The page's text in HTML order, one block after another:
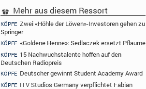
Mehr aus diesem Ressort
KÖPFE Zwei «Höhle der Löwen»-Investoren gehen zu
Springer
KÖPFE «Goldene Henne»: Sedlaczek ersetzt Pflaume
KÖPFE 15 Nachwuchstalente hoffen auf den
Deutschen Radiopreis
KÖPFE Deutscher gewinnt Student Academy Award
KÖPFE ITV Studios Germany verpflichtet Fabian